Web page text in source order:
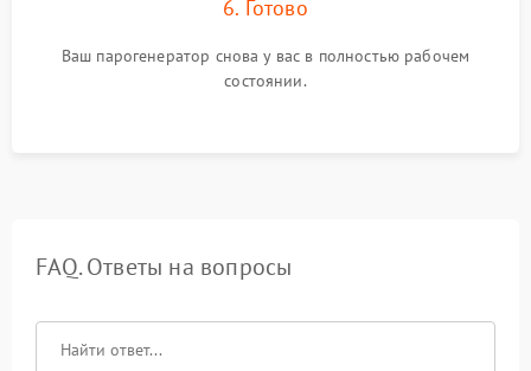
6. Готово
Ваш парогенератор снова у вас в полностью рабочем
состоянии.
FAQ. Ответы на вопросы